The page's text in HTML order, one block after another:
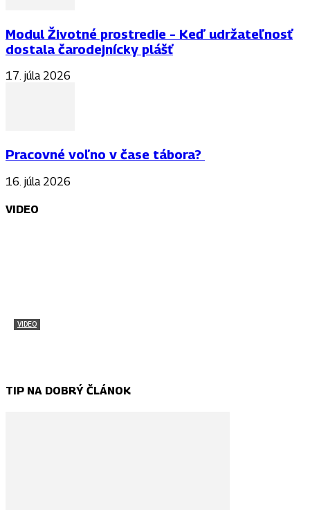
Modul Životné prostredie – Keď udržateľnosť
dostala čarodejnícky plášť
17. júla 2026
Pracovné voľno v čase tábora?
16. júla 2026
VIDEO
VIDEO
TIP NA DOBRÝ ČLÁNOK